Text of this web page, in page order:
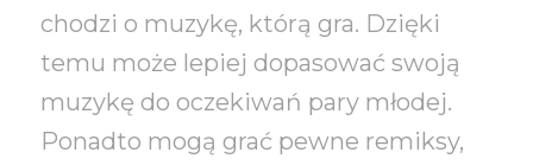
chodzi o muzykę, którą gra. Dzięki
temu może lepiej dopasować swoją
muzykę do oczekiwań pary młodej.
Ponadto mogą grać pewne remiksy,